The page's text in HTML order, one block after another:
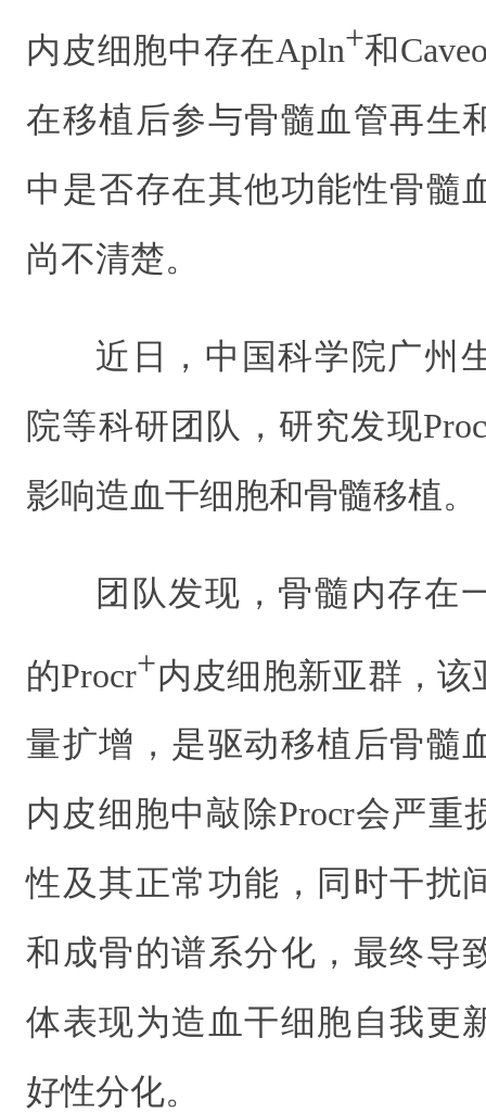
内皮细胞中存在Apln+和
在移植后参与骨髓血管再生
中是否存在其他功能性骨髓
尚不清楚。
近日，中国科学院广州
院等科研团队，研究发现
影响造血干细胞和骨髓移植。
团队发现，骨髓内存在
的Procr+内皮细胞新亚群，
量扩增，是驱动移植后骨髓
内皮细胞中敲除Procr会严重
性及其正常功能，同时干扰
和成骨的谱系分化，最终导
体表现为造血干细胞自我更
好性分化。